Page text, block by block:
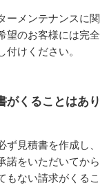
ーメンテナンスに関
望のお客様には完全
けください。
がくることはあり
見積書を作成し、
諾をいただいてから
もない請求がくるこ